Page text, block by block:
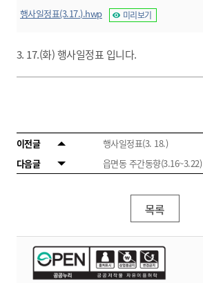
행사일정표(3.17.).hwp 미리보기
3. 17.(화) 행사일정표 입니다.
이전글
행사일정표(3. 18.)
다음글
읍면동 주간동향(3.16~3.22)
목록